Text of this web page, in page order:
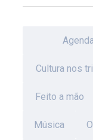
Cultura nos
Feito a mão
Música